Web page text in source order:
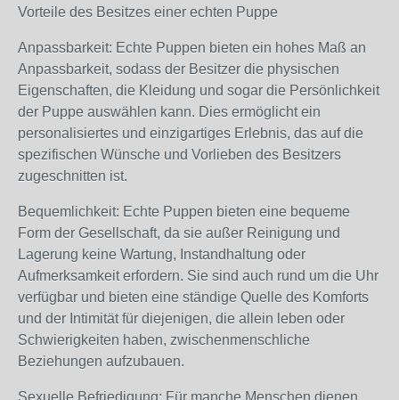
Vorteile des Besitzes einer echten Puppe
Anpassbarkeit: Echte Puppen bieten ein hohes Maß an
Anpassbarkeit, sodass der Besitzer die physischen
Eigenschaften, die Kleidung und sogar die Persönlichkeit
der Puppe auswählen kann. Dies ermöglicht ein
personalisiertes und einzigartiges Erlebnis, das auf die
spezifischen Wünsche und Vorlieben des Besitzers
zugeschnitten ist.
Bequemlichkeit: Echte Puppen bieten eine bequeme
Form der Gesellschaft, da sie außer Reinigung und
Lagerung keine Wartung, Instandhaltung oder
Aufmerksamkeit erfordern. Sie sind auch rund um die Uhr
verfügbar und bieten eine ständige Quelle des Komforts
und der Intimität für diejenigen, die allein leben oder
Schwierigkeiten haben, zwischenmenschliche
Beziehungen aufzubauen.
Sexuelle Befriedigung: Für manche Menschen dienen